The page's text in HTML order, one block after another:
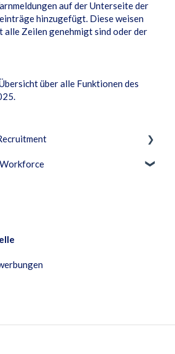
auf der Unterseite der
hinzugefügt. Diese weisen
alle Zeilen genehmigt sind oder der
über alle Funktionen des
.